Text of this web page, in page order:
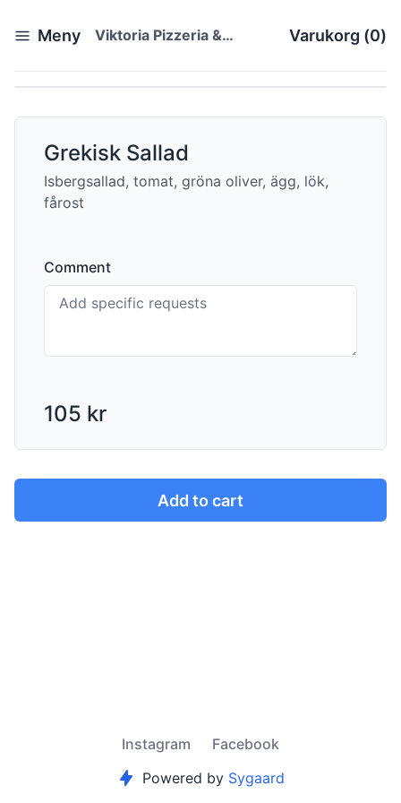
Meny
Viktoria Pizzeria &
Varukorg (0)
Grekisk Sallad
Isbergsallad, tomat, gröna oliver, ägg, lök,
fårost
Comment
105 kr
Add to cart
Instagram
Facebook
Powered by Sygaard